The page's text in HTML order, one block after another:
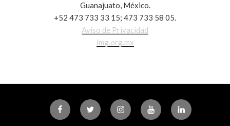
Guanajuato, México.
+52 473 733 33 15; 473 733 58 05.
Aviso de Privacidad
img.org.mx
FacebookTwitter InstagramYoutube Linkedin